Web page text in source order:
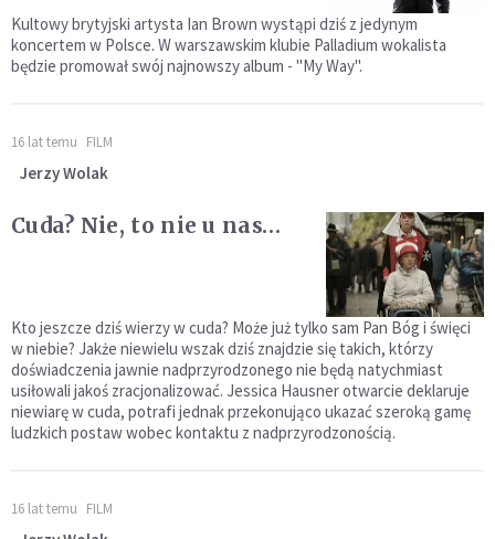
Kultowy brytyjski artysta Ian Brown wystąpi dziś z jedynym
koncertem w Polsce. W warszawskim klubie Palladium wokalista
będzie promował swój najnowszy album - "My Way".
16 lat temu FILM
Jerzy Wolak
Cuda? Nie, to nie u nas…
Kto jeszcze dziś wierzy w cuda? Może już tylko sam Pan Bóg i święci
w niebie? Jakże niewielu wszak dziś znajdzie się takich, którzy
doświadczenia jawnie nadprzyrodzonego nie będą natychmiast
usiłowali jakoś zracjonalizować. Jessica Hausner otwarcie deklaruje
niewiarę w cuda, potrafi jednak przekonująco ukazać szeroką gamę
ludzkich postaw wobec kontaktu z nadprzyrodzonością.
16 lat temu FILM